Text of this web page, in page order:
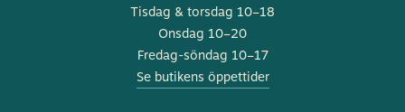
Tisdag & torsdag 10–18
Onsdag 10–20
Fredag-söndag 10–17
Se butikens öppettider